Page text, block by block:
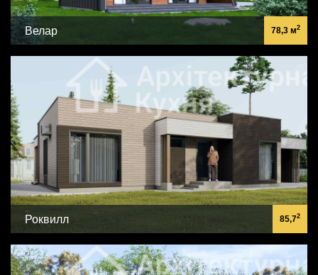
Велар 78,3 м2
Роквилл 85,72